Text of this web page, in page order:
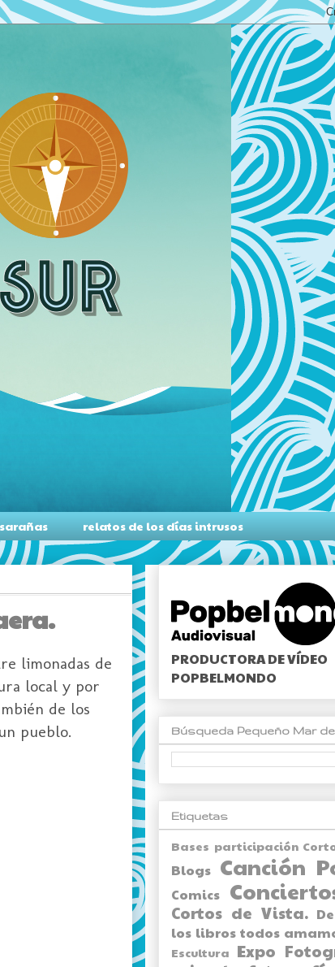
relatos de los días intrusos
limonadas de
local y por
de los
pueblo.
PRODUCTORA DE VÍDEO
POPBELMONDO
Búsqueda Pequeño Mar
Etiquetas
Bases participación
Blogs Canción
Comics
Cortos de Vista.
los libros todos
Escultura Expo